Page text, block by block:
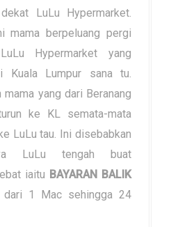
LuLu Hypermarket.
mama berpeluang pergi
Hypermarket yang
Kuala Lumpur sana tu.
mama yang dari Beranang
ke KL semata-mata
LuLu tau. Ini disebabkan
LuLu tengah buat
iaitu BAYARAN BALIK
dari 1 Mac sehingga 24